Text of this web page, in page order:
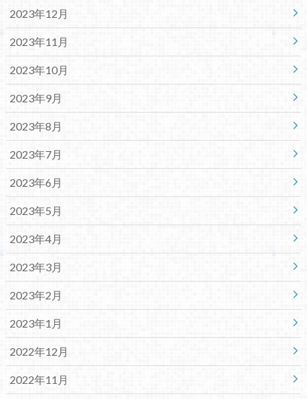
2023年12月
2023年11月
2023年10月
2023年9月
2023年8月
2023年7月
2023年6月
2023年5月
2023年4月
2023年3月
2023年2月
2023年1月
2022年12月
2022年11月